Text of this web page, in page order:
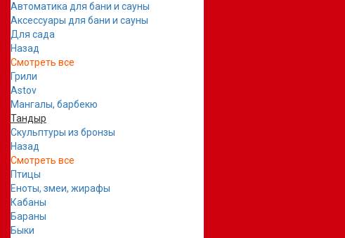
Автоматика для бани и сауны
Аксессуары для бани и сауны
Для сада
Назад
Смотреть все
Грили
Astov
Мангалы, барбекю
Тандыр
Скульптуры из бронзы
Назад
Смотреть все
Птицы
Еноты, змеи, жирафы
Кабаны
Бараны
Быки